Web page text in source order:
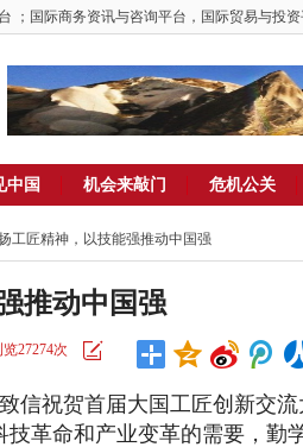
国际商务资讯与咨询平台，国际贸易与投
中国 机会来敲门 危机公关
工匠精神，以技能强推动中国强
推动中国强
览27274次
祝贺首届大国工匠创新交流
革命和产业变革的需要，勤